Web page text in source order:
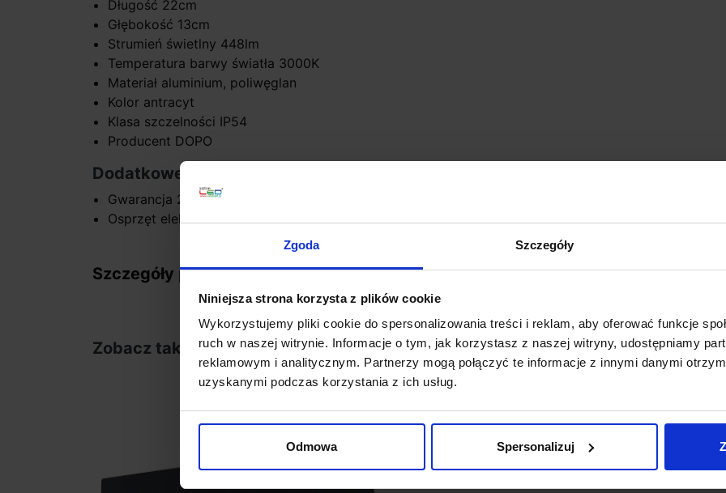
Zgoda Szczegóły
Niniejsza strona korzysta z plików cookie
Wykorzystujemy pliki cookie do spersonalizowania treści i reklam, aby oferować funkcje
ruch w naszej witrynie. Informacje o tym, jak korzystasz z naszej witryny, udostępniamy
reklamowym i analitycznym. Partnerzy mogą połączyć te informacje z innymi danymi
uzyskanymi podczas korzystania z ich usług.
Odmowa Spersonalizuj
Długość 22cm
Głębokość 13cm
Strumień świetlny 448lm
Temperatura barwy światła 3000K
Materiał aluminium, poliwęglan
Kolor antracyt
Klasa szczelności IP54
Producent DOPO
Dodatkowe informacje:
Gwarancja 2 lata
Osprzęt elektroniczny w zestawie
Szczegóły produktu
Zobacz także